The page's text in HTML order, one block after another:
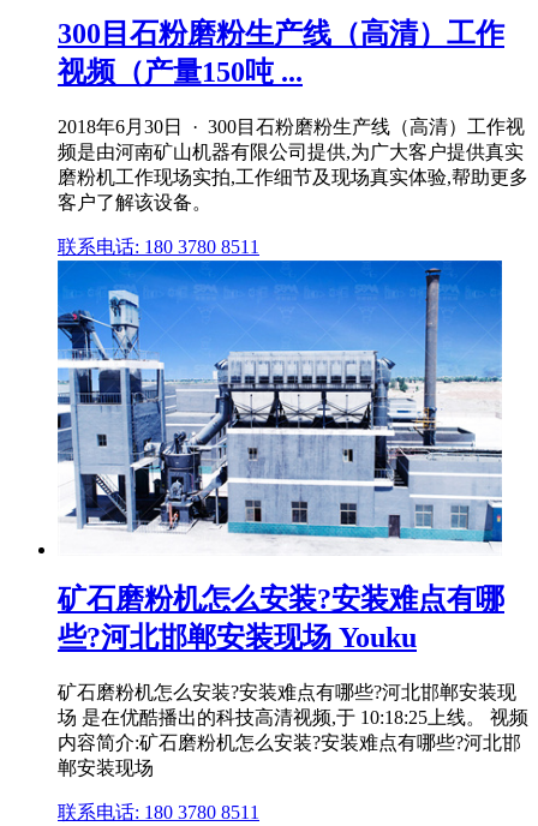
300目石粉磨粉生产线（高清）工作
视频（产量150吨 ...
2018年6月30日 · 300目石粉磨粉生产线（高清）工作视
频是由河南矿山机器有限公司提供,为广大客户提供真实
磨粉机工作现场实拍,工作细节及现场真实体验,帮助更多
客户了解该设备。
联系电话: 180 3780 8511
矿石磨粉机怎么安装?安装难点有哪
些?河北邯郸安装现场 Youku
矿石磨粉机怎么安装?安装难点有哪些?河北邯郸安装现
场 是在优酷播出的科技高清视频,于 10:18:25上线。 视频
内容简介:矿石磨粉机怎么安装?安装难点有哪些?河北邯
郸安装现场
联系电话: 180 3780 8511